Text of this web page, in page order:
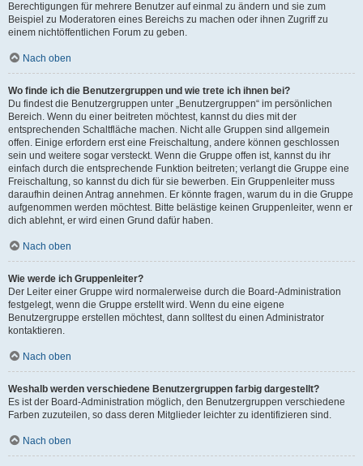
Berechtigungen für mehrere Benutzer auf einmal zu ändern und sie zum
Beispiel zu Moderatoren eines Bereichs zu machen oder ihnen Zugriff zu
einem nichtöffentlichen Forum zu geben.
Nach oben
Wo finde ich die Benutzergruppen und wie trete ich ihnen bei?
Du findest die Benutzergruppen unter „Benutzergruppen“ im persönlichen
Bereich. Wenn du einer beitreten möchtest, kannst du dies mit der
entsprechenden Schaltfläche machen. Nicht alle Gruppen sind allgemein
offen. Einige erfordern erst eine Freischaltung, andere können geschlossen
sein und weitere sogar versteckt. Wenn die Gruppe offen ist, kannst du ihr
einfach durch die entsprechende Funktion beitreten; verlangt die Gruppe eine
Freischaltung, so kannst du dich für sie bewerben. Ein Gruppenleiter muss
daraufhin deinen Antrag annehmen. Er könnte fragen, warum du in die Gruppe
aufgenommen werden möchtest. Bitte belästige keinen Gruppenleiter, wenn er
dich ablehnt, er wird einen Grund dafür haben.
Nach oben
Wie werde ich Gruppenleiter?
Der Leiter einer Gruppe wird normalerweise durch die Board-Administration
festgelegt, wenn die Gruppe erstellt wird. Wenn du eine eigene
Benutzergruppe erstellen möchtest, dann solltest du einen Administrator
kontaktieren.
Nach oben
Weshalb werden verschiedene Benutzergruppen farbig dargestellt?
Es ist der Board-Administration möglich, den Benutzergruppen verschiedene
Farben zuzuteilen, so dass deren Mitglieder leichter zu identifizieren sind.
Nach oben